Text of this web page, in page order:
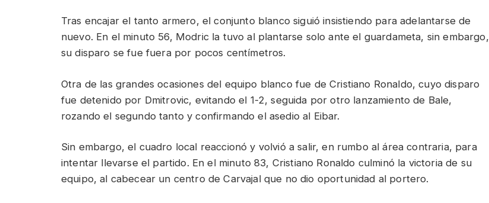
Tras encajar el tanto armero, el conjunto blanco siguió insistiendo para adelantarse de
nuevo. En el minuto 56, Modric la tuvo al plantarse solo ante el guardameta, sin embargo,
su disparo se fue fuera por pocos centímetros.
Otra de las grandes ocasiones del equipo blanco fue de Cristiano Ronaldo, cuyo disparo
fue detenido por Dmitrovic, evitando el 1-2, seguida por otro lanzamiento de Bale,
rozando el segundo tanto y confirmando el asedio al Eibar.
Sin embargo, el cuadro local reaccionó y volvió a salir, en rumbo al área contraria, para
intentar llevarse el partido. En el minuto 83, Cristiano Ronaldo culminó la victoria de su
equipo, al cabecear un centro de Carvajal que no dio oportunidad al portero.